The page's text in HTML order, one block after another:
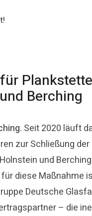
Berching
Seit 2020 läuft
zur Schließung
und
diese Maßnahme
Deutsche
– die